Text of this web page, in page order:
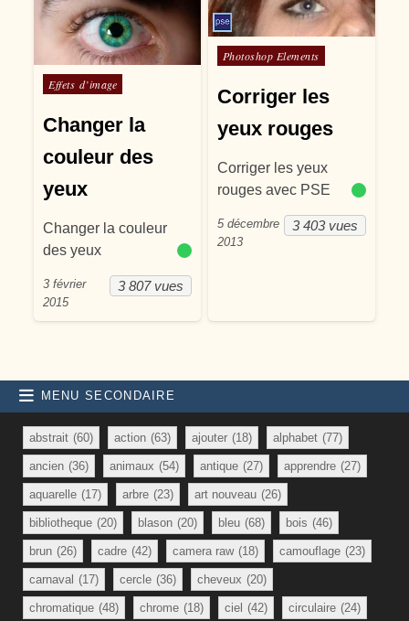
Posté dans
Effets d’image
Changer la
couleur des
yeux
Changer la couleur
des yeux
3 807 vues
3 février
2015
Posté dans
Photoshop Elements
Corriger les
yeux rouges
Corriger les yeux
rouges avec PSE
3 403 vues
5 décembre
2013
MENU SECONDAIRE
abstrait (60) action (63) ajouter (18) alphabet (77)
ancien (36) animaux (54) antique (27) apprendre (27)
aquarelle (17) arbre (23) art nouveau (26)
bibliotheque (20) blason (20) bleu (68) bois (46)
brun (26) cadre (42) camera raw (18) camouflage (23)
carnaval (17) cercle (36) cheveux (20)
chromatique (48) chrome (18) ciel (42) circulaire (24)